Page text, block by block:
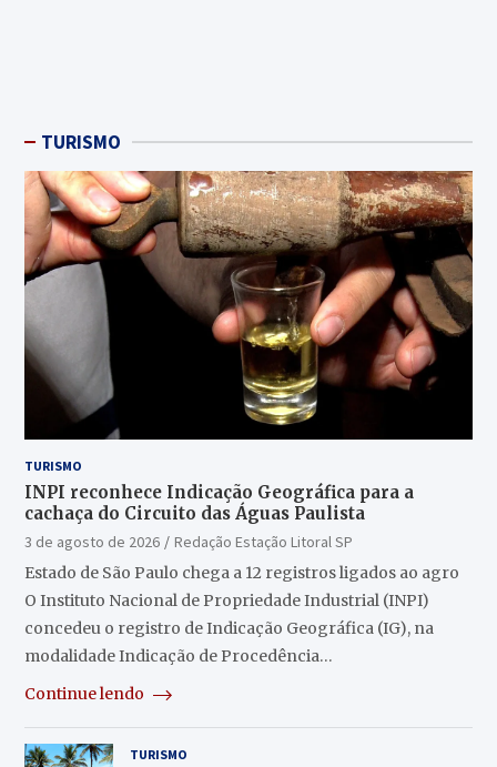
TURISMO
TURISMO
INPI reconhece Indicação Geográfica para a
cachaça do Circuito das Águas Paulista
3 de agosto de 2026
Redação Estação Litoral SP
Estado de São Paulo chega a 12 registros ligados ao agro
O Instituto Nacional de Propriedade Industrial (INPI)
concedeu o registro de Indicação Geográfica (IG), na
modalidade Indicação de Procedência…
Continue lendo
TURISMO